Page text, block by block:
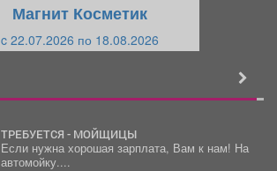
Магнит Косметик
c 22.07.2026 по 18.08.2026
ТРЕБУЕТСЯ - МОЙЩИЦЫ
Если нужна хорошая зарплата, Вам к нам! На
автомойку....